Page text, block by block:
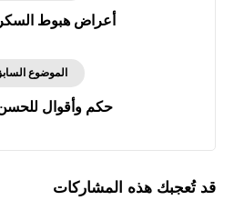
أعراض هبوط
الموضوع
حكم وأقوال
قد تُعجبك هذه المشاركات